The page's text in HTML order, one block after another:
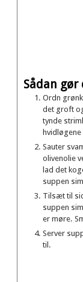
Sådan gør
Ordn
det groft
tynde
Sauter
olivenolie
lad det
suppen
Tilsæt til
suppen
er møre.
Server
til.